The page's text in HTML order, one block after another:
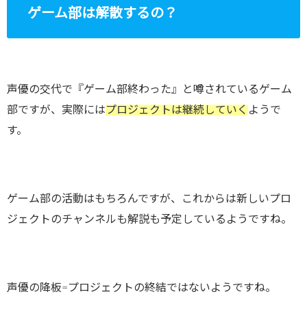
ゲーム部は解散するの？
声優の交代で『ゲーム部終わった』と噂されているゲーム
部ですが、実際にはプロジェクトは継続していく ようで
す。
ゲーム部の活動はもちろんですが、これからは新しいプロ
ジェクトのチャンネルも解説も予定しているようですね。
声優の降板=プロジェクトの終結ではないようですね。